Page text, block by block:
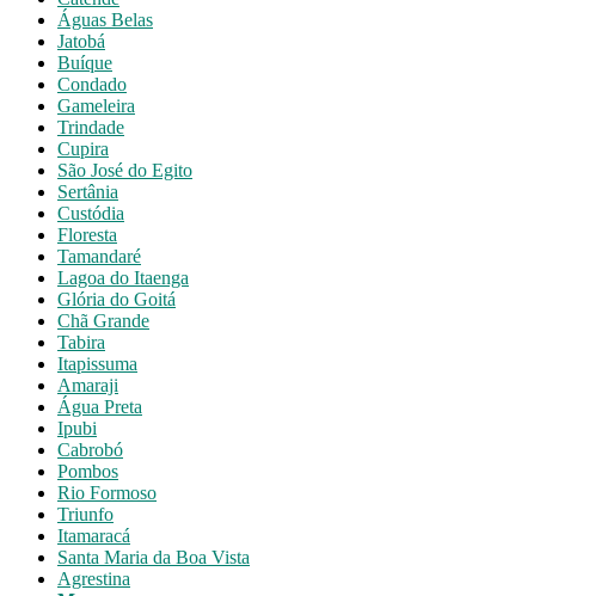
Águas Belas
Jatobá
Buíque
Condado
Gameleira
Trindade
Cupira
São José do Egito
Sertânia
Custódia
Floresta
Tamandaré
Lagoa do Itaenga
Glória do Goitá
Chã Grande
Tabira
Itapissuma
Amaraji
Água Preta
Ipubi
Cabrobó
Pombos
Rio Formoso
Triunfo
Itamaracá
Santa Maria da Boa Vista
Agrestina